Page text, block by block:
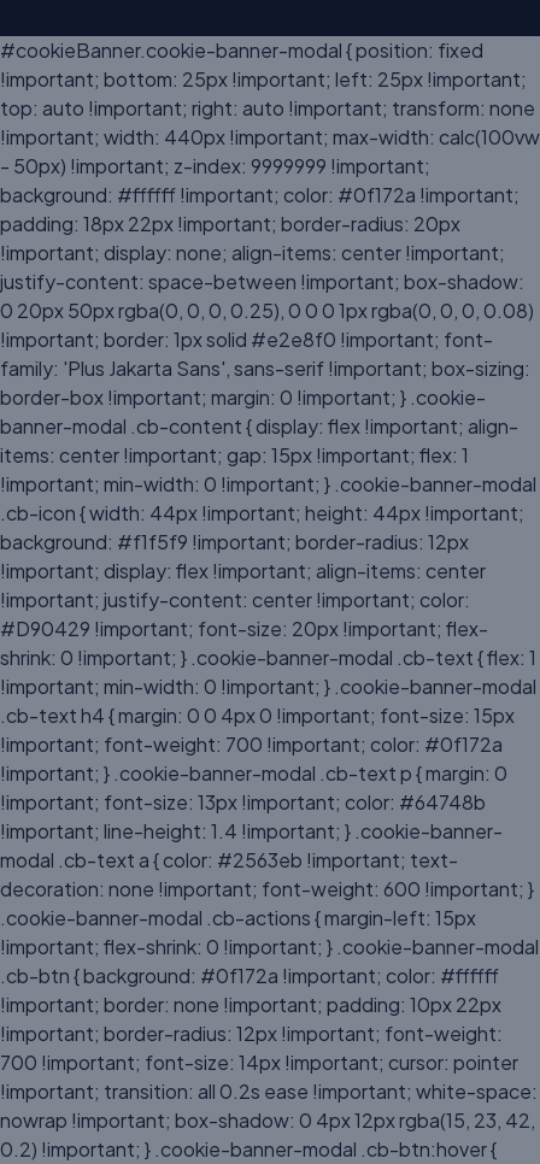
#cookieBanner.cookie-banner-modal { position: fixed
!important; bottom: 25px !important; left: 25px !important;
top: auto !important; right: auto !important; transform: none
!important; width: 440px !important; max-width: calc(100vw
- 50px) !important; z-index: 9999999 !important;
background: #ffffff !important; color: #0f172a !important;
padding: 18px 22px !important; border-radius: 20px
!important; display: none; align-items: center !important;
justify-content: space-between !important; box-shadow:
0 20px 50px rgba(0, 0, 0, 0.25), 0 0 0 1px rgba(0, 0, 0, 0.08)
!important; border: 1px solid #e2e8f0 !important; font-
family: 'Plus Jakarta Sans', sans-serif !important; box-sizing:
border-box !important; margin: 0 !important; } .cookie-
banner-modal .cb-content { display: flex !important; align-
items: center !important; gap: 15px !important; flex: 1
!important; min-width: 0 !important; } .cookie-banner-modal
.cb-icon { width: 44px !important; height: 44px !important;
background: #f1f5f9 !important; border-radius: 12px
!important; display: flex !important; align-items: center
!important; justify-content: center !important; color:
#D90429 !important; font-size: 20px !important; flex-
shrink: 0 !important; } .cookie-banner-modal .cb-text { flex: 1
!important; min-width: 0 !important; } .cookie-banner-modal
.cb-text h4 { margin: 0 0 4px 0 !important; font-size: 15px
!important; font-weight: 700 !important; color: #0f172a
!important; } .cookie-banner-modal .cb-text p { margin: 0
!important; font-size: 13px !important; color: #64748b
!important; line-height: 1.4 !important; } .cookie-banner-
modal .cb-text a { color: #2563eb !important; text-
decoration: none !important; font-weight: 600 !important; }
.cookie-banner-modal .cb-actions { margin-left: 15px
!important; flex-shrink: 0 !important; } .cookie-banner-modal
.cb-btn { background: #0f172a !important; color: #ffffff
!important; border: none !important; padding: 10px 22px
!important; border-radius: 12px !important; font-weight:
700 !important; font-size: 14px !important; cursor: pointer
!important; transition: all 0.2s ease !important; white-space:
nowrap !important; box-shadow: 0 4px 12px rgba(15, 23, 42,
0.2) !important; } .cookie-banner-modal .cb-btn:hover {